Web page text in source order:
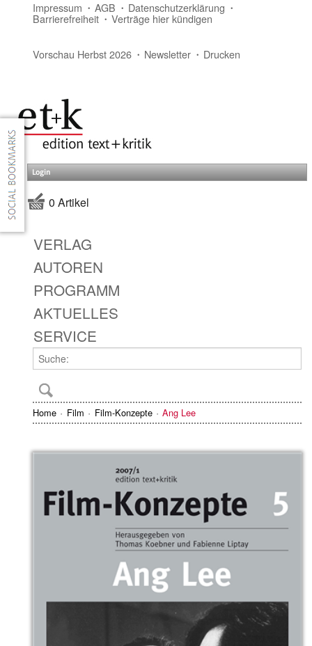
Impressum AGB Datenschutzerklärung
Barrierefreiheit Verträge hier kündigen
Vorschau Herbst 2026 Newsletter Drucken
Login
0 Artikel
VERLAG
AUTOREN
PROGRAMM
AKTUELLES
SERVICE
Home Film Film-Konzepte Ang Lee